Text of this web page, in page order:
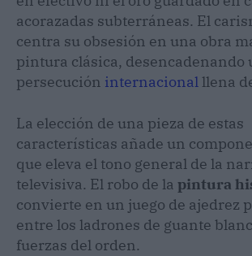
acorazadas subterráneas. El
centra su obsesión en una obra
pintura clásica, desencadenando
persecución internacional llena
La elección de una pieza de estas
características añade un
que eleva el tono general de la
televisiva. El robo de la pintura
convierte en un juego de ajedrez
entre los ladrones de guante
fuerzas del orden.